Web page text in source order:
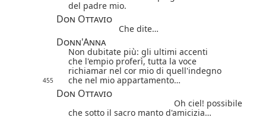
del padre mio.
Don Ottavio
Che dite…
Donn'Anna
Non dubitate più: gli ultimi accenti
che l'empio proferì, tutta la voce
richiamar nel cor mio di quell'indegno
455 che nel mio appartamento…
Don Ottavio
Oh ciel! possibile
che sotto il sacro manto d'amicizia…